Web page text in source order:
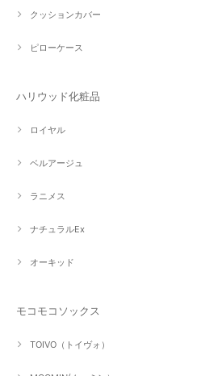
クッションカバー
ピローケース
ハリウッド化粧品
ロイヤル
ベルアージュ
ラニメス
ナチュラルEx
オーキッド
モコモコソックス
TOIVO（トイヴォ）